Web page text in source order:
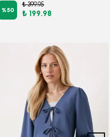
%50
₺ 399.95
₺ 199.98